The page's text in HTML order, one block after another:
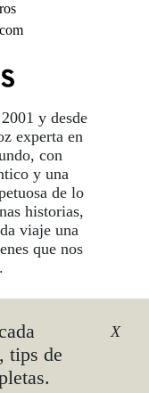
tips de
X
y desde
experta en
con
y una
de lo
historias,
viaje una
que nos